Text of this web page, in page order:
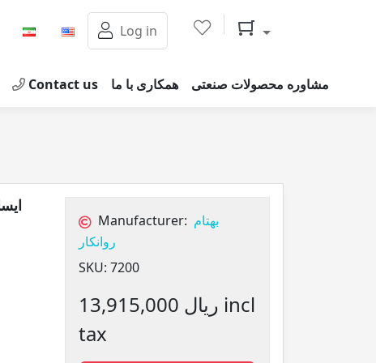
Log in Shopping cart
Contact us همکاری با ما مشاوره محصولات صنعتی
Manufacturer: بهتام
روانکار
SKU: 7200
13,915,000 ریال incl
tax